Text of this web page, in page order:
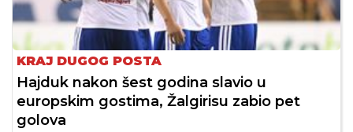
KRAJ DUGOG POSTA
Hajduk nakon šest godina slavio u
europskim gostima, Žalgirisu zabio pet
golova